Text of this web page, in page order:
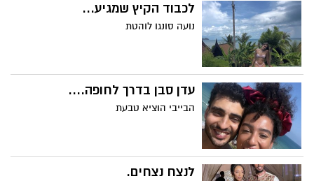
לכבוד הקיץ שמגיע...
נועה סונגו לוהטת
עדן סבן בדרך לחופה....
הבייבי הוציא טבעת
לנצח נצחים.